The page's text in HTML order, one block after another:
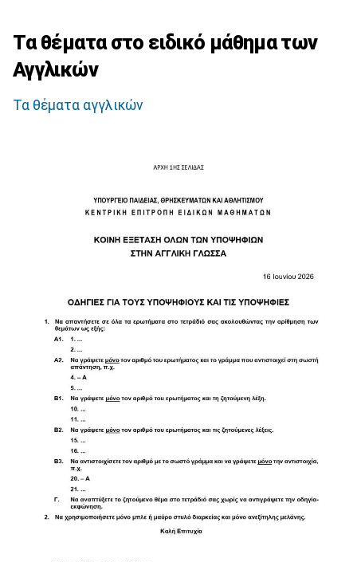
Tα θέματα στο ειδικό μάθημα των
Αγγλικών
Τα θέματα αγγλικών